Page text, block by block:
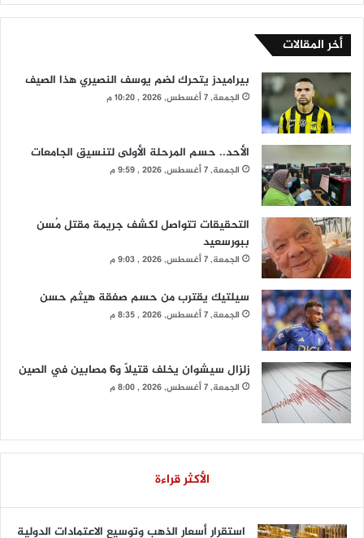
أخر المقالات
بيراميدز يتحرك لضم يوسف النصيري هذا الصيف
الجمعة, 7 أغسطس, 2026 , 10:20 م
الأحد.. حسم المرحلة الأولى لتنسيق الجامعات
الجمعة, 7 أغسطس, 2026 , 9:59 م
التحقيقات تتواصل لكشف جريمة مقتل مُسن
ببورسعيد
الجمعة, 7 أغسطس, 2026 , 9:03 م
سيلتيك يقترب من حسم صفقة هيثم حسن
الجمعة, 7 أغسطس, 2026 , 8:35 م
زلزال سيشوان يخلف قتيلًا و6 مصابين في الصين
الجمعة, 7 أغسطس, 2026 , 8:00 م
الأكثر قراءة
استقرار أسعار الذهب وتوسيع الاعتمادات الدولية